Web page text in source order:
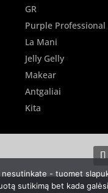
GR
Purple Professional
La Mani
Jelly Gelly
Makear
Antgaliai
Kita
nesutinkate - tuomet
sutikimą bet kada